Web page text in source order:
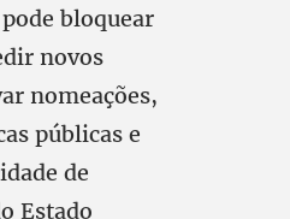
bloquear
novos
nomeações,
públicas e
de
Estado